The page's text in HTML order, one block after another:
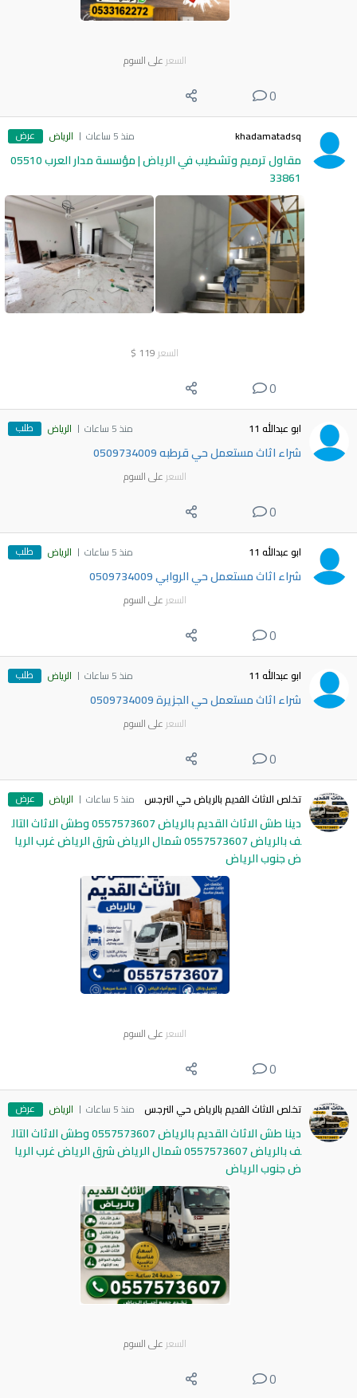
السعر على السوم
0
khadamatadsq منذ 5 ساعات الرياض عرض
مقاول ترميم وتشطيب في الرياض | مؤسسة مدار العرب 05510
33861
السعر 119
$
0
ابو عبدالله 11 منذ 5 ساعات الرياض طلب
شراء اثاث مستعمل حي قرطبه 0509734009
السعر على السوم
0
ابو عبدالله 11 منذ 5 ساعات الرياض طلب
شراء اثاث مستعمل حي الروابي 0509734009
السعر على السوم
0
ابو عبدالله 11 منذ 5 ساعات الرياض طلب
شراء اثاث مستعمل حي الجزيرة 0509734009
السعر على السوم
0
تخلص الاثاث القديم بالرياض حي النرجس منذ 5 ساعات الرياض عرض
دينا طش الاثاث القديم بالرياض 0557573607 وطش الاثاث التال
ف بالرياض 0557573607 شمال الرياض شرق الرياض غرب الريا
ض جنوب الرياض
السعر على السوم
0
تخلص الاثاث القديم بالرياض حي النرجس منذ 5 ساعات الرياض عرض
دينا طش الاثاث القديم بالرياض 0557573607 وطش الاثاث التال
ف بالرياض 0557573607 شمال الرياض شرق الرياض غرب الريا
ض جنوب الرياض
السعر على السوم
0